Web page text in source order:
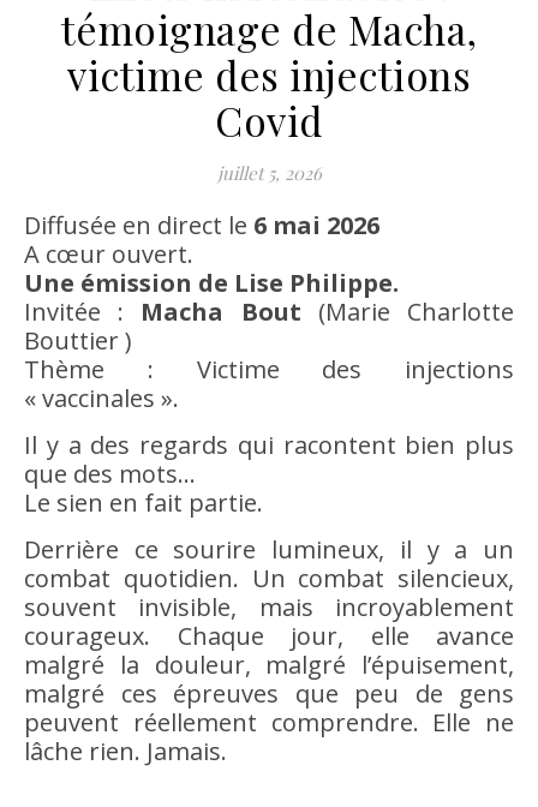
témoignage de Macha,
victime des injections
Covid
juillet 5, 2026
Diffusée en direct le 6 mai 2026
A cœur ouvert.
Une émission de Lise Philippe.
Invitée : Macha Bout (Marie Charlotte
Bouttier )
Thème : Victime des injections
« vaccinales ».
Il y a des regards qui racontent bien plus
que des mots…
Le sien en fait partie.
Derrière ce sourire lumineux, il y a un
combat quotidien. Un combat silencieux,
souvent invisible, mais incroyablement
courageux. Chaque jour, elle avance
malgré la douleur, malgré l’épuisement,
malgré ces épreuves que peu de gens
peuvent réellement comprendre. Elle ne
lâche rien. Jamais.